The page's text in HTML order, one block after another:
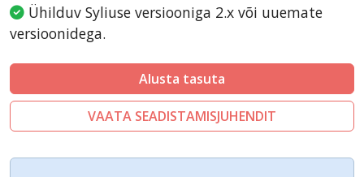
nopCommerce
Ecwid by Lightspeed
WISECP
ThirtyBees
Shopware
Ühilduv Syliuse versiooniga 2.x või uuemate
versioonidega.
Alusta tasuta
VAATA SEADISTAMISJUHENDIT